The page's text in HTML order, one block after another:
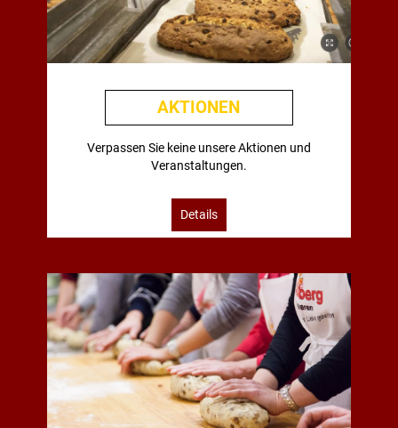
AKTIONEN
Verpassen Sie keine unsere Aktionen und
Veranstaltungen.
Details